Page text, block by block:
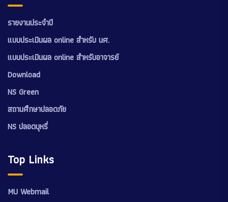
รายงานประจำปี
แบบประเมินผล online สำหรับ นศ.
แบบประเมินผล online สำหรับอาจารย์
Download
NS Green
สถานศึกษาปลอดภัย
NS ปลอดบุหรี่
Top Links
MU Webmail